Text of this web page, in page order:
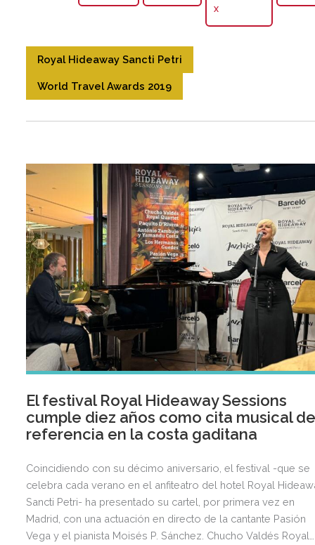
X
Royal Hideaway Sancti Petri
World Travel Awards 2019
El festival Royal Hideaway Sessions
cumple diez años como cita musical
referencia en la costa gaditana
Coincidiendo con su décimo aniversario, el festival -que se
celebra cada verano en el anfiteatro del hotel Royal
Sancti Petri- ha presentado su cartel, por primera vez en
Madrid, con una actuación en directo de la cantante Pasión
Vega y el pianista Moisés P. Sánchez. Chucho Valdés Royal